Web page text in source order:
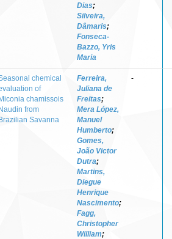
Dias;
Silveira,
Dâmaris;
Fonseca-
Bazzo, Yris
Maria
chemical
of
chamissois
from
Savanna
Ferreira,
Juliana de
Freitas;
Mera López,
Manuel
Humberto;
Gomes,
João Victor
Dutra;
Martins,
Diegue
Henrique
Nascimento;
Fagg,
Christopher
William;
-